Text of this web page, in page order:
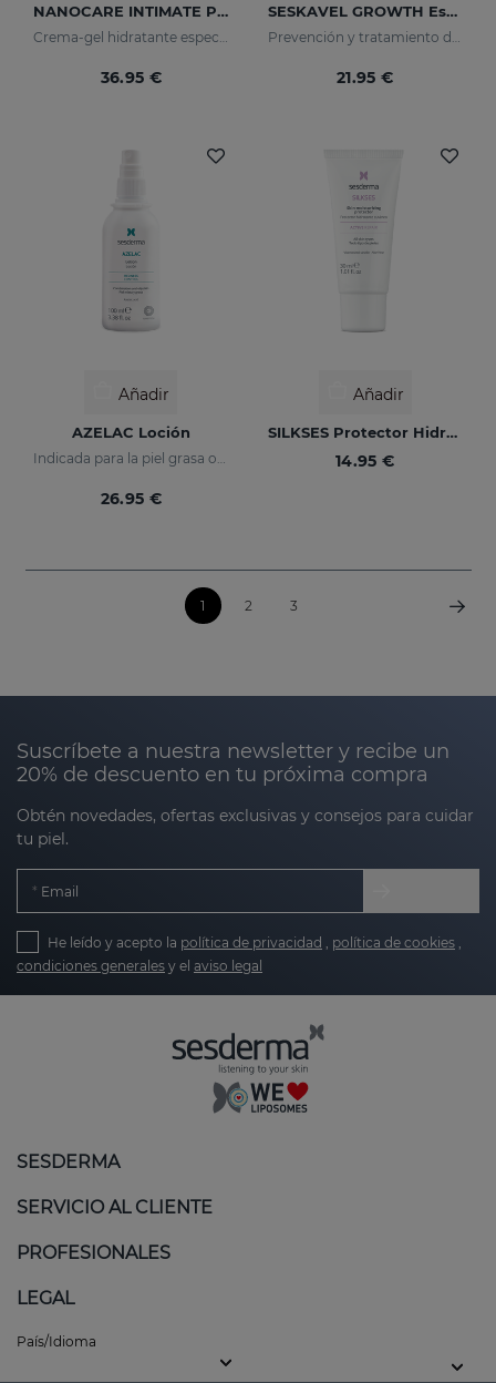
NANOCARE INTIMATE Perfect Care
36.95 €
SESKAVEL GROWTH Espuma Mulberry
21.95 €
Añadir
AZELAC Loción
Indicada para la piel grasa o con tendencia acneica
26.95 €
Añadir
SILKSES Protector Hidratante Cutáneo 30 Ml
14.95 €
1 2 3
Suscríbete a nuestra newsletter y recibe un
20% de descuento en tu próxima compra
Obtén novedades, ofertas exclusivas y consejos para cuidar
tu piel.
Email
He leído y acepto la política de privacidad , política de cookies ,
condiciones generales y el aviso legal
SESDERMA
SERVICIO AL CLIENTE
PROFESIONALES
LEGAL
País/Idioma